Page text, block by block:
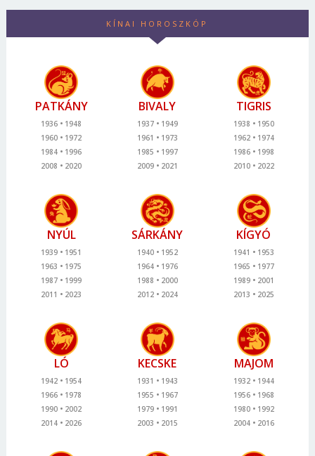
KÍNAI HOROSZKÓP
PATKÁNY
1936
1948
1960
1972
1984
1996
2008
2020
BIVALY
1937
1949
1961
1973
1985
1997
2009
2021
TIGRIS
1938
1950
1962
1974
1986
1998
2010
2022
NYÚL
1939
1951
1963
1975
1987
1999
2011
2023
SÁRKÁNY
1940
1952
1964
1976
1988
2000
2012
2024
KÍGYÓ
1941
1953
1965
1977
1989
2001
2013
2025
LÓ
1942
1954
1966
1978
1990
2002
2014
2026
KECSKE
1931
1943
1955
1967
1979
1991
2003
2015
MAJOM
1932
1944
1956
1968
1980
1992
2004
2016